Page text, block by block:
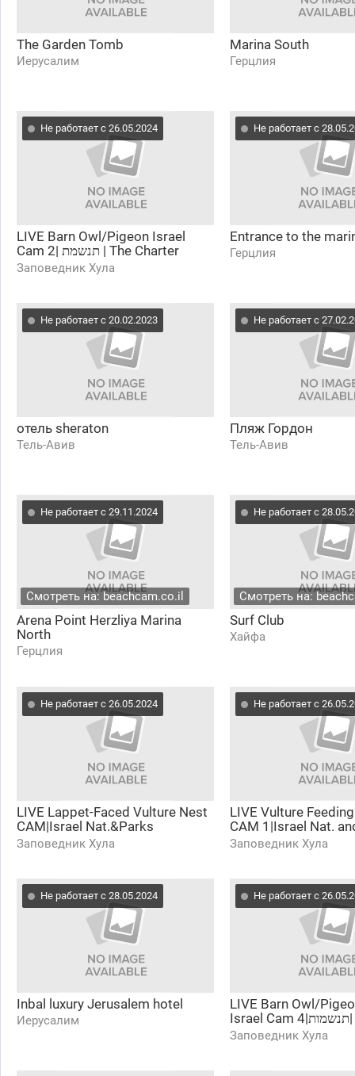
The Garden Tomb
Иерусалим
Marina South
Герцлия
Не работает с 26.05.2024
LIVE Barn Owl/Pigeon Israel
Cam 2| תנשמת | The Charter
Group of Wildlife Ecology
Заповедник Хула
Не работает с
Entrance to the
Герцлия
Не работает с 20.02.2023
отель sheraton
Тель-Авив
Не работает с
Пляж Гордон
Тель-Авив
Не работает с 29.11.2024
Смотреть на: beachcam.co.il
Arena Point Herzliya Marina
North
Герцлия
Не работает с
Смотреть на:
Surf Club
Хайфа
Не работает с 26.05.2024
LIVE Lappet-Faced Vulture Nest
CAM|Israel Nat.&Parks
Auth.|Charter Group of Wildlife
Заповедник Хула
Не работает с
LIVE Vulture
CAM 1|Israel Nat.
Auth.|The Charter
Заповедник Хула
Не работает с 28.05.2024
Inbal luxury Jerusalem hotel
Иерусалим
Не работает с
LIVE Barn Owl/
Israel Cam 4|תנשמות| The Charter
Group of Wildlife
Заповедник Хула